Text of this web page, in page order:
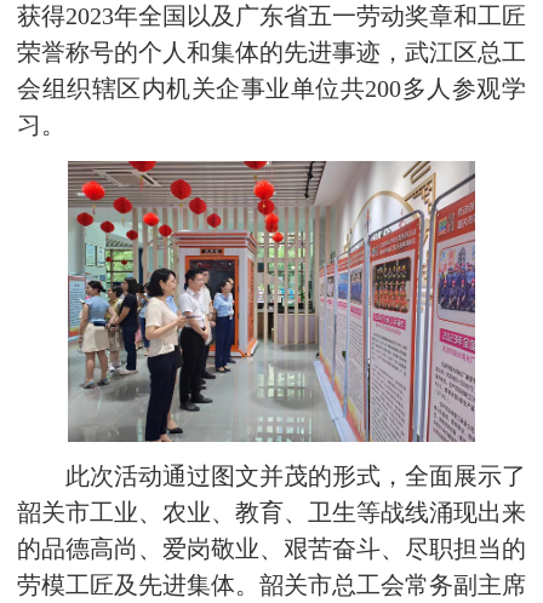
获得2023年全国以及广东省五一劳动奖章和工匠
荣誉称号的个人和集体的先进事迹，武江区总工
会组织辖区内机关企事业单位共200多人参观学
习。
此次活动通过图文并茂的形式，全面展示了
韶关市工业、农业、教育、卫生等战线涌现出来
的品德高尚、爱岗敬业、艰苦奋斗、尽职担当的
劳模工匠及先进集体。韶关市总工会常务副主席